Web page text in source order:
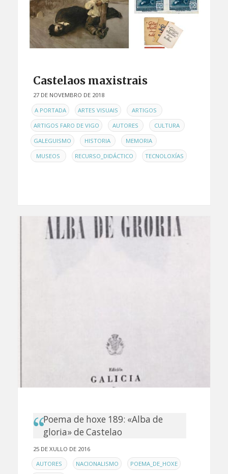
Castelaos maxistrais
27 DE NOVEMBRO DE 2018
ENA PORTADA , ARTES VISUAIS , ARTIGOS ,
ARTIGOS FARO DE VIGO , AUTORES , CULTURA ,
GALEGUISMO , HISTORIA , MEMORIA ,
MUSEOS , RECURSO_DIDÁCTICO , TECNOLOXÍAS
Poema de hoxe 189: «Alba de
gloria» de Castelao
25 DE XULLO DE 2016
ENAUTORES , NACIONALISMO , POEMA_DE_HOXE ,